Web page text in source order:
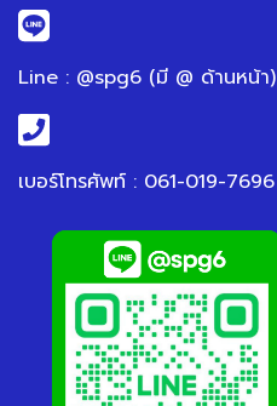
Line : @spg6 (มี @ ด้านหน้า)
เบอร์โทรศัพท์ : 061-019-7696